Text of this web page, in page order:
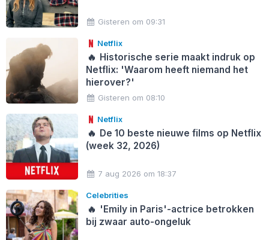
Gisteren om 09:31
Netflix
🔥 Historische serie maakt indruk op
Netflix: 'Waarom heeft niemand het
hierover?'
Gisteren om 08:10
Netflix
🔥 De 10 beste nieuwe films op Netflix
(week 32, 2026)
7 aug 2026 om 18:37
Celebrities
🔥 'Emily in Paris'-actrice betrokken
bij zwaar auto-ongeluk